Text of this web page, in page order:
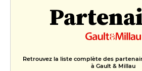
FORMULES
58 €
Retrouvez la liste complète des
à Gault & Millau